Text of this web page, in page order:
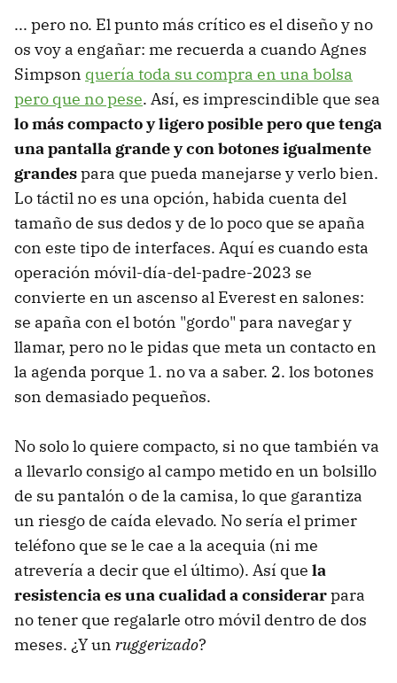
... pero no. El punto más crítico es el diseño y no
os voy a engañar: me recuerda a cuando Agnes
Simpson quería toda su compra en una bolsa
pero que no pese. Así, es imprescindible que sea
lo más compacto y ligero posible pero que tenga
una pantalla grande y con botones igualmente
grandespara que pueda manejarse y verlo bien.
Lo táctil no es una opción, habida cuenta del
tamaño de sus dedos y de lo poco que se apaña
con este tipo de interfaces. Aquí es cuando esta
operación móvil-día-del-padre-2023 se
convierte en un ascenso al Everest en salones:
se apaña con el botón "gordo" para navegar y
llamar, pero no le pidas que meta un contacto en
la agenda porque 1. no va a saber. 2. los botones
son demasiado pequeños.
No solo lo quiere compacto, si no que también va
a llevarlo consigo al campo metido en un bolsillo
de su pantalón o de la camisa, lo que garantiza
un riesgo de caída elevado. No sería el primer
teléfono que se le cae a la acequia (ni me
atrevería a decir que el último). Así que la
resistencia es una cualidad a considerarpara
no tener que regalarle otro móvil dentro de dos
meses. ¿Y un ruggerizado?